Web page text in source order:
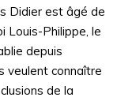
Didier est âgé de
Louis-Philippe, le
depuis
veulent connaître
de la